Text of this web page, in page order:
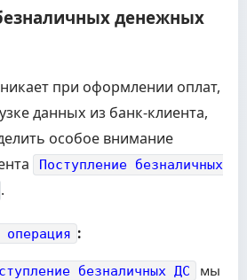
денежных
при оформлении оплат,
данных из банк-клиента,
особое внимание
Поступление безналичных
.
операция :
безналичных ДС
мы